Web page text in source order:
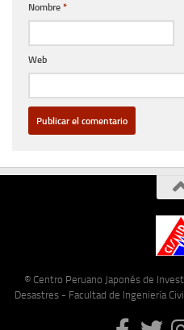
Nombre *
Web
© Centro Peruano Japonés de
Desastres - Facultad de Ingeniería